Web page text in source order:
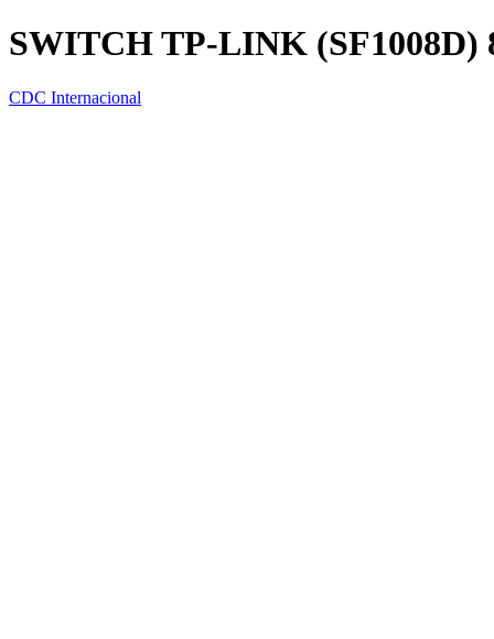
SWITCH TP-LINK (SF1008D)
CDC Internacional